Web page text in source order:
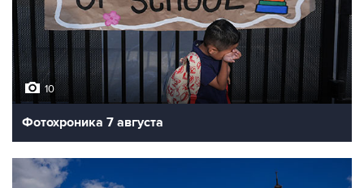
10
Фотохроника 7 августа